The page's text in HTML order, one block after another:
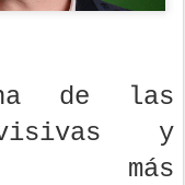
de las
y
más